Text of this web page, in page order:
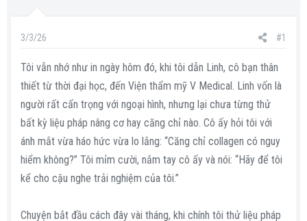
a
3/3/26 #1
Tôi vẫn nhớ như in ngày hôm đó, khi tôi dẫn Linh, cô bạn thân
thiết từ thời đại học, đến Viện thẩm mỹ V Medical. Linh vốn là
người rất cẩn trọng với ngoại hình, nhưng lại chưa từng thử
bất kỳ liệu pháp nâng cơ hay căng chỉ nào. Cô ấy hỏi tôi với
ánh mắt vừa háo hức vừa lo lắng: “Căng chỉ collagen có nguy
hiểm không?” Tôi mỉm cười, nắm tay cô ấy và nói: “Hãy để tôi
kể cho cậu nghe trải nghiệm của tôi.”
Chuyện bắt đầu cách đây vài tháng, khi chính tôi thử liệu pháp